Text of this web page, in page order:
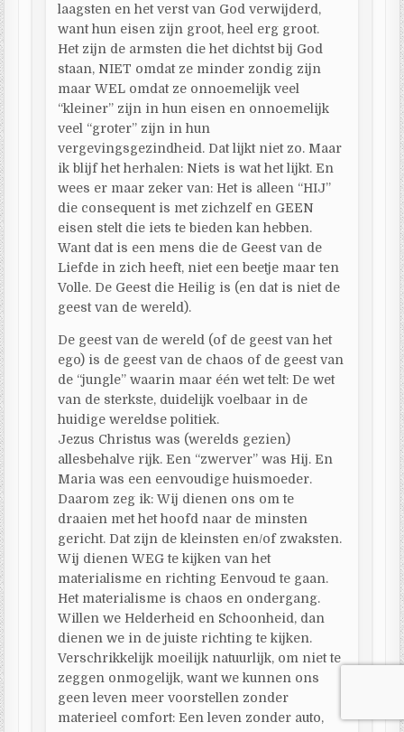
laagsten en het verst van God verwijderd,
want hun eisen zijn groot, heel erg groot.
Het zijn de armsten die het dichtst bij God
staan, NIET omdat ze minder zondig zijn
maar WEL omdat ze onnoemelijk veel
“kleiner” zijn in hun eisen en onnoemelijk
veel “groter” zijn in hun
vergevingsgezindheid. Dat lijkt niet zo. Maar
ik blijf het herhalen: Niets is wat het lijkt. En
wees er maar zeker van: Het is alleen “HIJ”
die consequent is met zichzelf en GEEN
eisen stelt die iets te bieden kan hebben.
Want dat is een mens die de Geest van de
Liefde in zich heeft, niet een beetje maar ten
Volle. De Geest die Heilig is (en dat is niet de
geest van de wereld).
De geest van de wereld (of de geest van het
ego) is de geest van de chaos of de geest van
de “jungle” waarin maar één wet telt: De wet
van de sterkste, duidelijk voelbaar in de
huidige wereldse politiek.
Jezus Christus was (werelds gezien)
allesbehalve rijk. Een “zwerver” was Hij. En
Maria was een eenvoudige huismoeder.
Daarom zeg ik: Wij dienen ons om te
draaien met het hoofd naar de minsten
gericht. Dat zijn de kleinsten en/of zwaksten.
Wij dienen WEG te kijken van het
materialisme en richting Eenvoud te gaan.
Het materialisme is chaos en ondergang.
Willen we Helderheid en Schoonheid, dan
dienen we in de juiste richting te kijken.
Verschrikkelijk moeilijk natuurlijk, om niet te
zeggen onmogelijk, want we kunnen ons
geen leven meer voorstellen zonder
materieel comfort: Een leven zonder auto,